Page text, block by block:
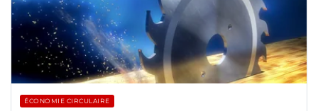
ÉCONOMIE CIRCULAIRE